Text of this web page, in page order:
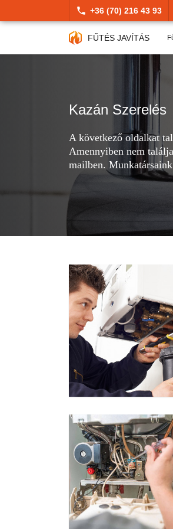
+36 (70) 216 43 93
FŰTÉS JAVÍTÁS
Kazán Szerelés
A következő oldalkat
Amennyiben nem
mailben.